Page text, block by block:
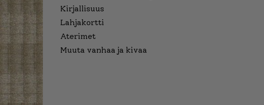
Kirjallisuus
Lahjakortti
Aterimet
Muuta vanhaa ja kivaa